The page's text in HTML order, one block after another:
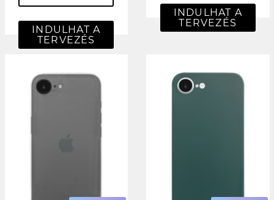
INDULHAT A
TERVEZÉS
INDULHAT A
TERVEZÉS